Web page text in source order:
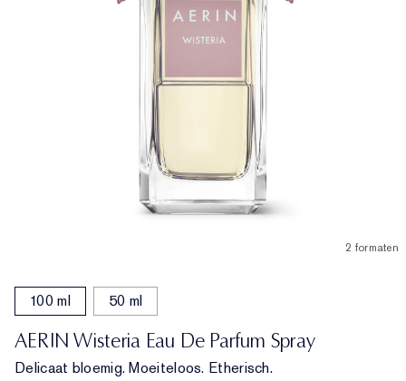
2 formaten
100 ml 50 ml
AERIN Wisteria Eau De Parfum Spray
Delicaat bloemig. Moeiteloos. Etherisch.